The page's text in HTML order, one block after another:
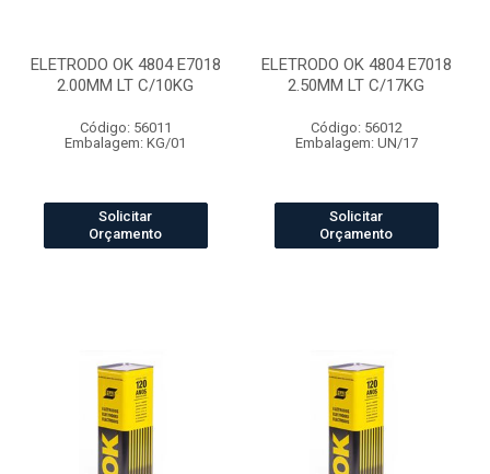
ELETRODO OK 4804 E7018
2.00MM LT C/10KG
Código: 56011
Embalagem: KG/01
Solicitar
Orçamento
ELETRODO OK 4804 E7018
2.50MM LT C/17KG
Código: 56012
Embalagem: UN/17
Solicitar
Orçamento